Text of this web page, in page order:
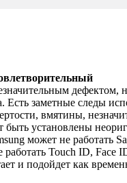
Есть заметные следы
вмятины,
быть установлены
может не работать
работать Touch ID, Face
и подойдет как